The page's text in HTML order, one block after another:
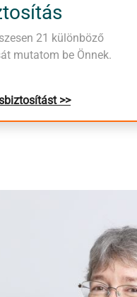
21 különböző
mutatom be Önnek.
>>